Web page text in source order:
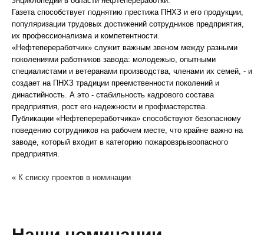
Газета способствует поднятию престижа ПНХЗ и его продукции,
популяризации трудовых достижений сотрудников предприятия,
их профессионализма и компетентности.
«Нефтепереработчик» служит важным звеном между разными
поколениями работников завода: молодежью, опытными
специалистами и ветеранами производства, членами их семей, - и
создает на ПНХЗ традиции преемственности поколений и
династийность. А это - стабильность кадрового состава
предприятия, рост его надежности и профмастерства.
Публикации «Нефтепереработчика» способствуют безопасному
поведению сотрудников на рабочем месте, что крайне важно на
заводе, который входит в категорию пожаровзрывоопасного
предприятия.
« К списку проектов в номинации